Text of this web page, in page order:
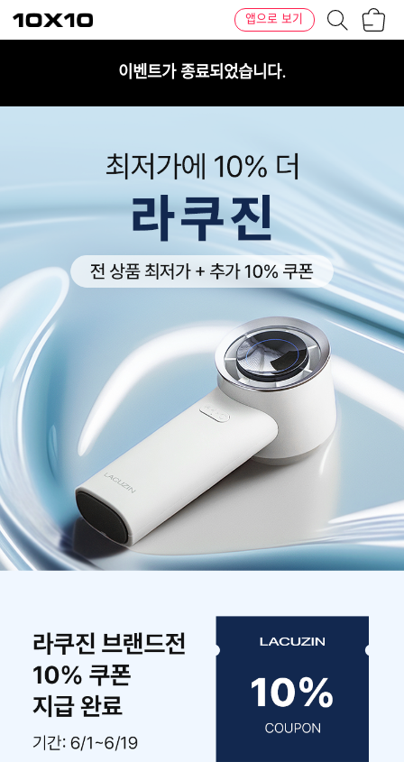
텐
바
앱으로 보기
이벤트가 종료되었습니다.